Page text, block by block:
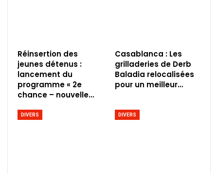
Réinsertion des
jeunes détenus :
lancement du
programme « 2e
chance – nouvelle…
Casablanca : Les
grilladeries de Derb
Baladia relocalisées
pour un meilleur…
DIVERS DIVERS